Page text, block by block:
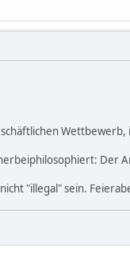
Wettbewerb,
Der
"illegal" sein.